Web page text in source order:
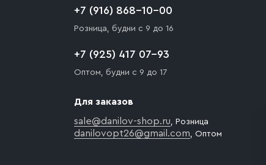
+7 (916) 868-10-00
Розница, будни с 9 до 16
+7 (925) 417 07-93
Оптом, будни с 9 до 17
Для заказов
sale@danilov-shop.ru, Розница
danilovopt26@gmail.com, Оптом